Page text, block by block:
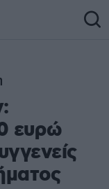
ευρώ